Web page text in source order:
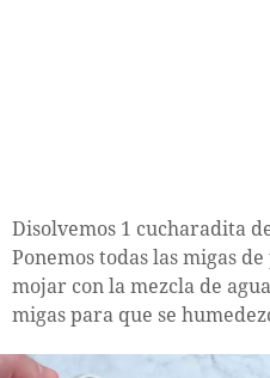
Disolvemos 1 cucharadita
Ponemos todas las migas
mojar con la mezcla de
migas para que se